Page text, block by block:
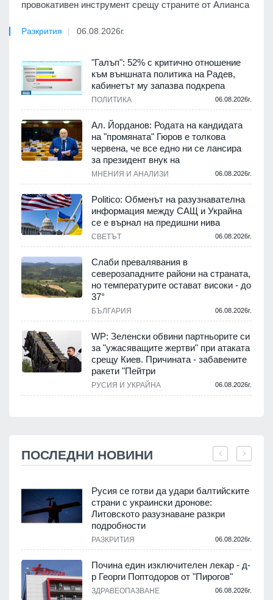
провокативен инструмент срещу страните от Алианса
Разкрития 06.08.2026г.
"Галъп": 52% с критично отношение
към външната политика на Радев,
кабинетът му запазва подкрепа
ПОЛИТИКА 06.08.2026г.
Ал. Йорданов: Родата на кандидата
на "промяната" Гюров е толкова
червена, че все едно ни се лансира
за президент внук на
МНЕНИЯ И АНАЛИЗИ 06.08.2026г.
Politico: Обменът на разузнавателна
информация между САЩ и Украйна
се е върнал на предишни нива
СВЕТЪТ 06.08.2026г.
Слаби превалявания в
северозападните райони на страната,
но температурите остават високи - до
37°
БЪЛГАРИЯ 06.08.2026г.
WP: Зеленски обвини партньорите си
за "ужасяващите жертви" при атаката
срещу Киев. Причината - забавените
ракети "Пейтри
РУСИЯ И УКРАЙНА 06.08.2026г.
ПОСЛЕДНИ НОВИНИ
Русия се готви да удари балтийските
страни с украински дронове:
Литовското разузнаване разкри
подробности
РАЗКРИТИЯ 06.08.2026г.
Почина един изключителен лекар - д-
р Георги Поптодоров от "Пирогов"
ЗДРАВЕОПАЗВАНЕ 06.08.2026г.